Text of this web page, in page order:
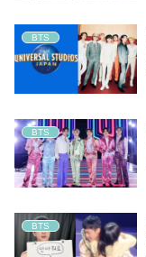
BTS
BTS
BTS